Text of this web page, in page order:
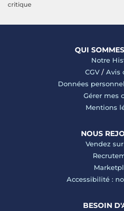
critique
QUI
Notre
CGV/ Avis
Données
Gérer mes
Mentions
NOUS
Vendez
Accessibilité :
BESOIN